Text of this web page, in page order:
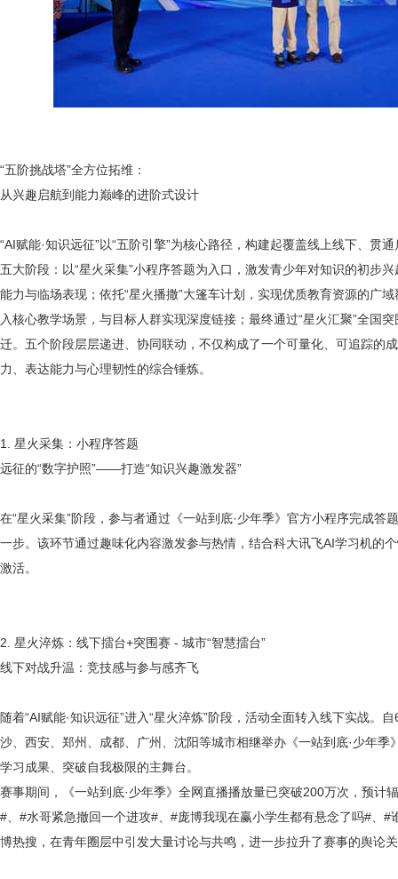
“五阶挑战塔”全方位拓维：
从兴趣启航到能力巅峰的进阶式设计
“AI赋能·知识远征”以“五阶引擎”为核心路径，构建起覆盖线上线下、贯
五大阶段：以“星火采集”小程序答题为入口，激发青少年对知识的初步
能力与临场表现；依托“星火播撒”大篷车计划，实现优质教育资源的广
入核心教学场景，与目标人群实现深度链接；最终通过“星火汇聚”全国
迁。五个阶段层层递进、协同联动，不仅构成了一个可量化、可追踪的
力、表达能力与心理韧性的综合锤炼。
1. 星火采集：小程序答题
远征的“数字护照”——打造“知识兴趣激发器”
在“星火采集”阶段，参与者通过《一站到底·少年季》官方小程序完成答
一步。该环节通过趣味化内容激发参与热情，结合科大讯飞AI学习机的
激活。
2. 星火淬炼：线下擂台+突围赛 - 城市“智慧擂台”
线下对战升温：竞技感与参与感齐飞
随着“AI赋能·知识远征”进入“星火淬炼”阶段，活动全面转入线下实战。
沙、西安、郑州、成都、广州、沈阳等城市相继举办《一站到底·少年
学习成果、突破自我极限的主舞台。
赛事期间，《一站到底·少年季》全网直播播放量已突破200万次，预计
#、#水哥紧急撤回一个进攻#、#庞博我现在赢小学生都有悬念了吗#、
博热搜，在青年圈层中引发大量讨论与共鸣，进一步拉升了赛事的舆论